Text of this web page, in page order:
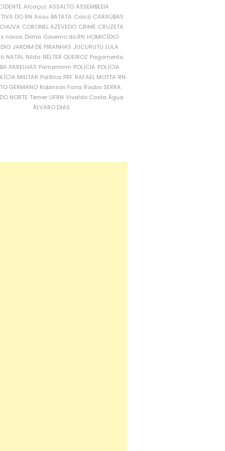
Alcaçuz ASSALTO ASSEMBLEIA
DO RN Assu BATATA Caicó CARAÚBAS
CORONEL AZEVEDO CRIME CRUZETA
novos Dilma Governo do RN HOMICÍDIO
JARDIM DE PIRANHAS JUCURUTU LULA
NATAL Nilda NÉLTER QUEIROZ Pagamento
PARELHAS Parnamirim POLÍCIA POLÍCIA
MILITAR Política PRF RAFAEL MOTTA RN
GERMANO Robinson Faria Roubo SERRA
NORTE Temer UFRN Vivaldo Costa Água
ÁLVARO DIAS